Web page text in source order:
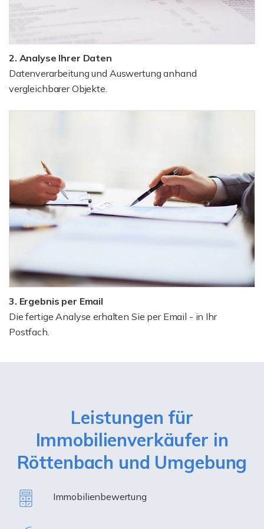
2. Analyse Ihrer Daten
Datenverarbeitung und Auswertung anhand
vergleichbarer Objekte.
3. Ergebnis per Email
Die fertige Analyse erhalten Sie per Email - in Ihr
Postfach.
Leistungen für
Immobilienverkäufer in
Röttenbach und Umgebung
Immobilienbewertung